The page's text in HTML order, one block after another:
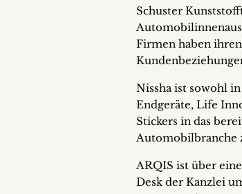
Schuster
Firmen haben
Nissha ist sowohl
Endgeräte, Life
Stickers in das
Automobilbranche
ARQIS ist über
Desk der Kanzlei